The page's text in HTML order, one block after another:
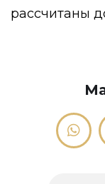
рассчитаны